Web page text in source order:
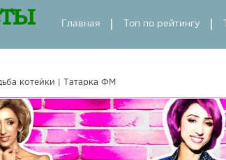
Главная Топ по рейтингу
котейки | Татарка ФМ